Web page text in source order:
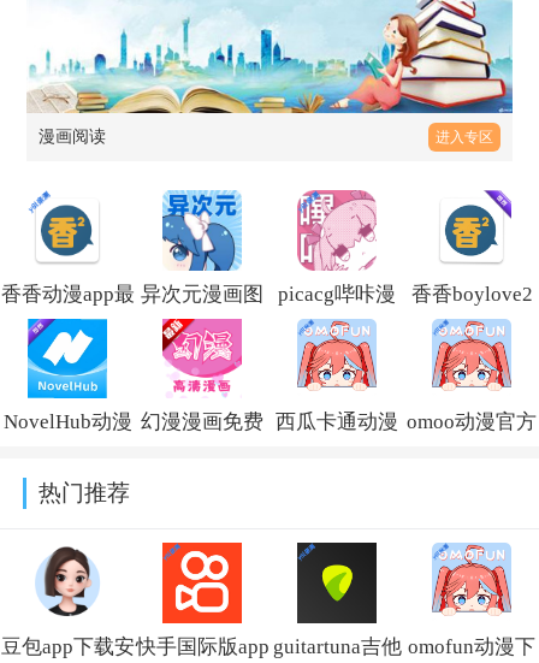
漫画阅读 进入专区
香香动漫app最
新版本v1.2.1
异次元漫画图
源最新版下载
安装v2.4.3
picacg哔咔漫
画仲夏版
v2.6.55
香香boylove2
漫画官方版下
载v1.2.1安卓版
NovelHub动漫
方版
幻漫漫画免费 西瓜卡通动漫
(omofun)v1.1.73
omoo动漫官方
热门推荐
豆包app下载安快手国际版app guitartuna吉他 omofun动漫下